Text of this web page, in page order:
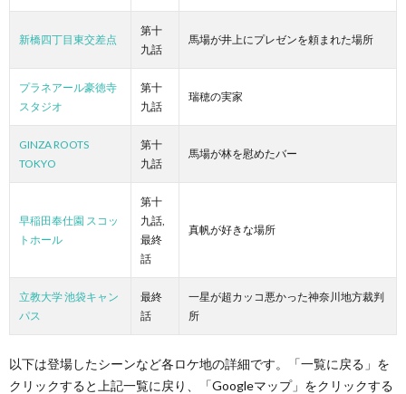
新橋四丁目東交差点
第十
九話
馬場が井上にプレゼンを頼まれた場所
プラネアール豪徳寺
スタジオ
第十
九話
瑞穂の実家
GINZA ROOTS
TOKYO
第十
九話
馬場が林を慰めたバー
早稲田奉仕園 スコッ
トホール
第十
九話,
最終
話
真帆が好きな場所
立教大学 池袋キャン
パス
最終
話
一星が超カッコ悪かった神奈川地方裁判
所
以下は登場したシーンなど各ロケ地の詳細です。「一覧に戻る」を
クリックすると上記一覧に戻り、「Googleマップ」をクリックする